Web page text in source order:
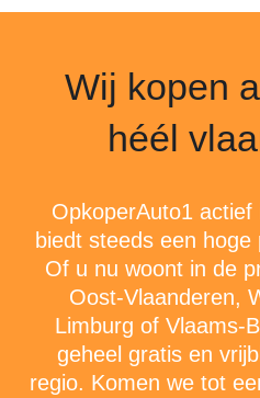
Wij kopen
héél
OpkoperAuto1 actief
biedt steeds een
Of u nu woont in de
Oost-Vlaanderen,
Limburg of Vlaams-
geheel gratis en
regio. Komen we tot